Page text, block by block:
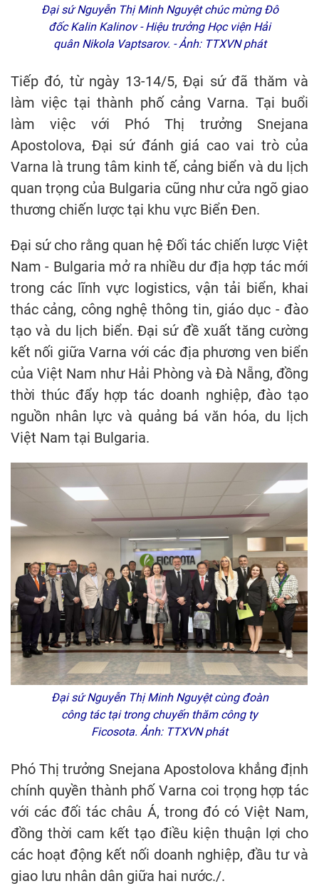
Đại sứ Nguyễn Thị Minh Nguyệt chúc mừng Đô
đốc Kalin Kalinov - Hiệu trưởng Học viện Hải
quân Nikola Vaptsarov. - Ảnh: TTXVN phát
Tiếp đó, từ ngày 13-14/5, Đại sứ đã thăm và
làm việc tại thành phố cảng Varna. Tại buổi
làm việc với Phó Thị trưởng Snejana
Apostolova, Đại sứ đánh giá cao vai trò của
Varna là trung tâm kinh tế, cảng biển và du lịch
quan trọng của Bulgaria cũng như cửa ngõ giao
thương chiến lược tại khu vực Biển Đen.
Đại sứ cho rằng quan hệ Đối tác chiến lược Việt
Nam - Bulgaria mở ra nhiều dư địa hợp tác mới
trong các lĩnh vực logistics, vận tải biển, khai
thác cảng, công nghệ thông tin, giáo dục - đào
tạo và du lịch biển. Đại sứ đề xuất tăng cường
kết nối giữa Varna với các địa phương ven biển
của Việt Nam như Hải Phòng và Đà Nẵng, đồng
thời thúc đẩy hợp tác doanh nghiệp, đào tạo
nguồn nhân lực và quảng bá văn hóa, du lịch
Việt Nam tại Bulgaria.
Đại sứ Nguyễn Thị Minh Nguyệt cùng đoàn
công tác tại trong chuyến thăm công ty
Ficosota. Ảnh: TTXVN phát
Phó Thị trưởng Snejana Apostolova khẳng định
chính quyền thành phố Varna coi trọng hợp tác
với các đối tác châu Á, trong đó có Việt Nam,
đồng thời cam kết tạo điều kiện thuận lợi cho
các hoạt động kết nối doanh nghiệp, đầu tư và
giao lưu nhân dân giữa hai nước./.